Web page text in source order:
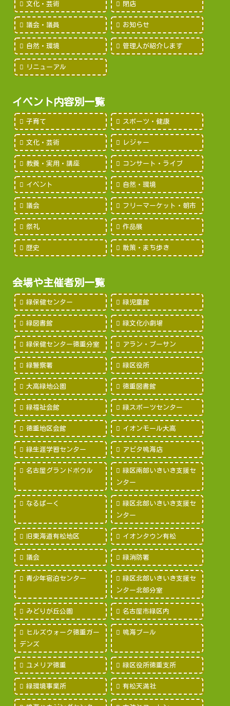
文化・芸術 閉店
議会・議員 お知らせ
自然・環境 管理人が紹介します
リニューアル
イベント内容別一覧
子育て スポーツ・健康
文化・芸術 レジャー
教養・実用・講座 コンサート・ライブ
イベント 自然・環境
議会 フリーマーケット・朝市
祭礼 作品展
歴史 散策・まち歩き
会場や主催者別一覧
緑保健センター 緑児童館
緑図書館 緑文化小劇場
緑保健センター徳重分室 アラン・プーサン
緑警察署 緑区役所
大高緑地公園 徳重図書館
緑福祉会館 緑スポーツセンター
徳重地区会館 イオンモール大高
緑生涯学習センター アピタ鳴海店
名古屋グランドボウル
緑区南部いきいき支援セ
ンター
なるぱーく
緑区北部いきいき支援セ
ンター
旧東海道有松地区 イオンタウン有松
議会 緑消防署
青少年宿泊センター
緑区北部いきいき支援セ
ンター北部分室
みどりが丘公園 名古屋市緑区内
ヒルズウォーク徳重ガー
デンズ
鳴海プール
ユメリア徳重 緑区役所徳重支所
緑環境事業所 有松天満社